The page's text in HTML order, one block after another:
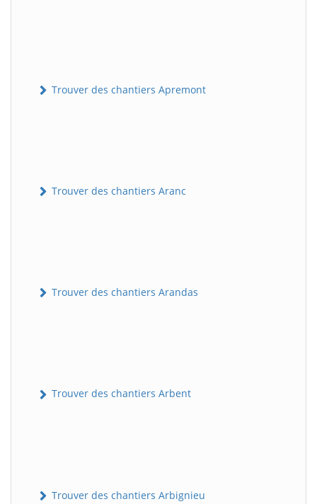
Trouver des chantiers Apremont
Trouver des chantiers Aranc
Trouver des chantiers Arandas
Trouver des chantiers Arbent
Trouver des chantiers Arbignieu